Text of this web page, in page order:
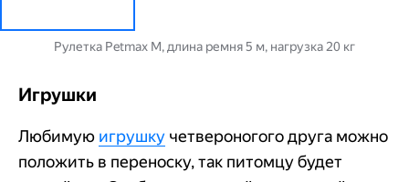
Рулетка Petmax М, длина ремня 5 м, нагрузка 20 кг
Игрушки
Любимую игрушку четвероногого друга можно
положить в переноску, так питомцу будет